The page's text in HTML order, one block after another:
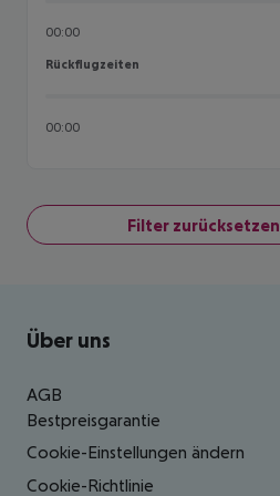
00:00
Rückflugzeiten
Rückflugzeiten
00:00
Filter zurücksetzen
Footer navigation
Über uns
AGB
Bestpreisgarantie
Cookie-Einstellungen ändern
Cookie-Richtlinie